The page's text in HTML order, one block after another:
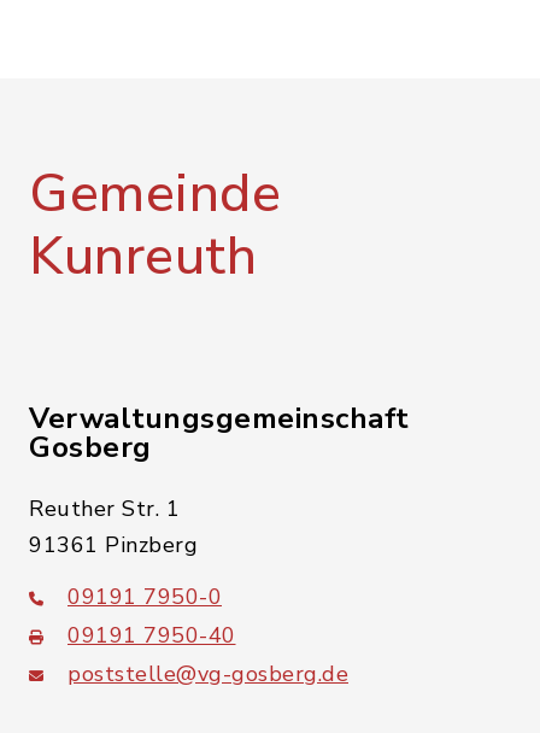
Gemeinde
Kunreuth
Verwaltungsgemeinschaft
Gosberg
Reuther Str. 1
91361 Pinzberg
09191 7950-0
09191 7950-40
poststelle@vg-gosberg.de